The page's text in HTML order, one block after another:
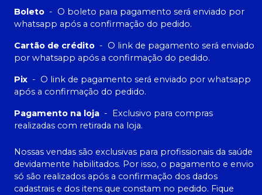
Boleto - O boleto para pagamento será enviado por
whatsapp após a confirmação do pedido.
Cartão de crédito - O link de pagamento será enviado
por whatsapp após a confirmação do pedido.
Pix - O link de pagamento será enviado por whatsapp
após a confirmação do pedido.
Pagamento na loja -
Exclusivo para compras
realizadas com retirada na loja.
Nossas vendas são exclusivas para profissionais da saúde
devidamente habilitados. Por isso, o pagamento e envio
só são realizados após a confirmação dos dados
cadastrais e dos itens que constam no pedido. Fique